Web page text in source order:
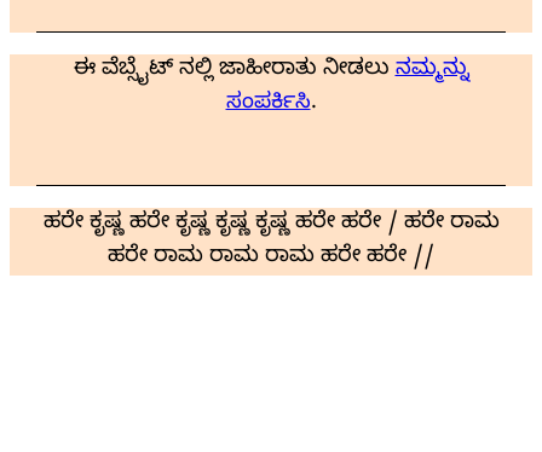
ಈ ವೆಬ್ಸೈಟ್ ನಲ್ಲಿ ಜಾಹೀರಾತು ನೀಡಲುನಮ್ಮನ್ನು
ಸಂಪರ್ಕಿಸಿ.
ಹರೇ ಕೃಷ್ಣ ಹರೇ ಕೃಷ್ಣ ಕೃಷ್ಣ ಕೃಷ್ಣ ಹರೇ ಹರೇ / ಹರೇ ರಾಮ
ಹರೇ ರಾಮ ರಾಮ ರಾಮ ಹರೇ ಹರೇ //